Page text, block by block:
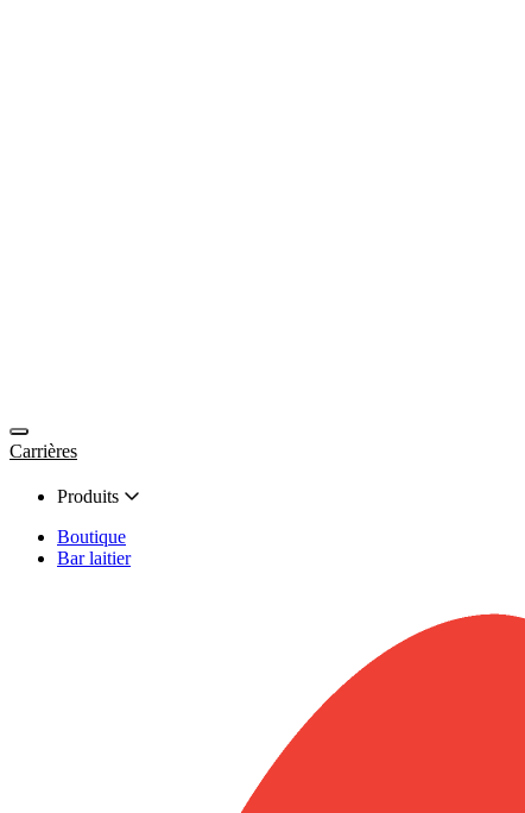
Carrières
Produits
Boutique
Bar laitier